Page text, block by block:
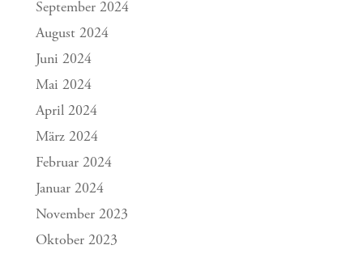
September 2024
August 2024
Juni 2024
Mai 2024
April 2024
März 2024
Februar 2024
Januar 2024
November 2023
Oktober 2023